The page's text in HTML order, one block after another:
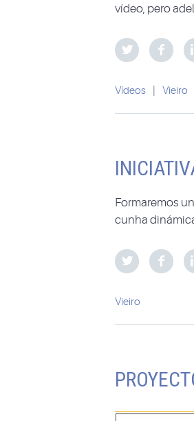
vídeo, pero
Vídeos Vieiro
Formaremos
cunha
Vieiro